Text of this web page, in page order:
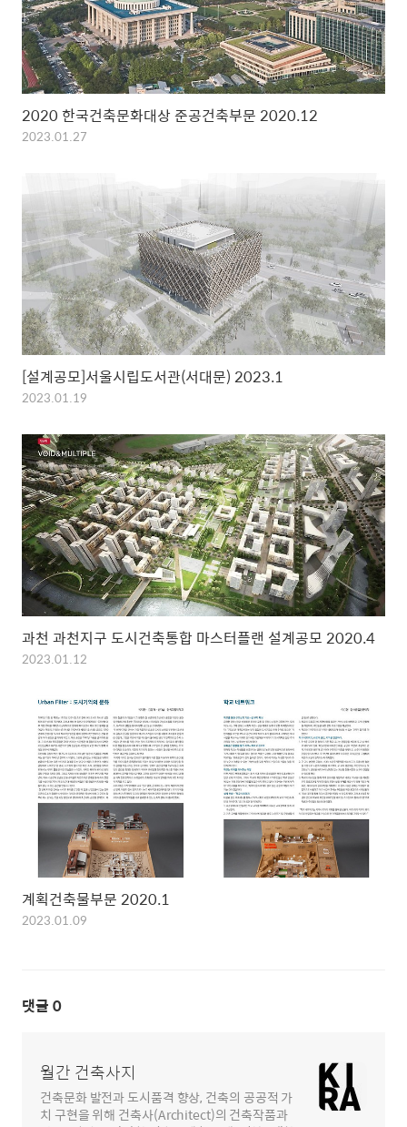
2020 한국건축문화대상 준공건축부문 2020.12
2023.01.27
[설계공모]서울시립도서관(서대문) 2023.1
2023.01.19
과천 과천지구 도시건축통합 마스터플랜 설계공모 2020.4
2023.01.12
계획건축물부문 2020.1
2023.01.09
댓글 0
월간 건축사지
건축문화 발전과 도시품격 향상, 건축의 공공적 가
치 구현을 위해 건축사(Architect)의 건축작품과